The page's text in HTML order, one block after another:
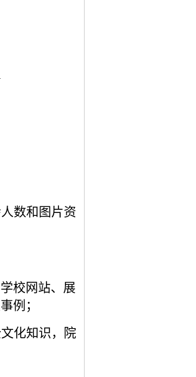
数和图片资
校网站、 展
例；
化知识 ，
院